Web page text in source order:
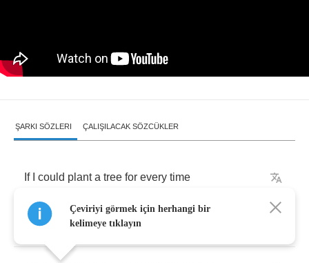
ŞARKI SÖZLERI ÇALIŞILACAK SÖZCÜKLER
If could plant a tree for every time
used hear you say
Çeviriyi görmek için herhangi bir
kelimeye tıklayın